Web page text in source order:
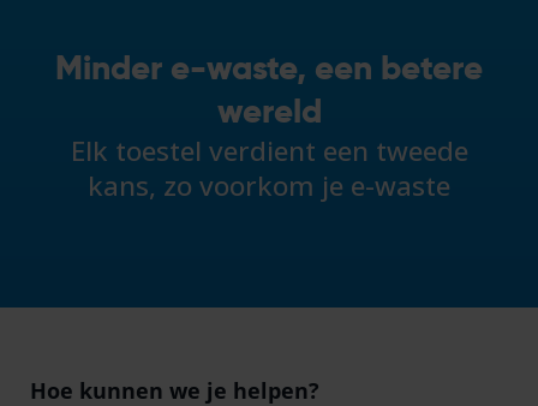
Minder e-waste, een betere
wereld
Elk toestel verdient een tweede
kans, zo voorkom je e-waste
Hoe kunnen we je helpen?